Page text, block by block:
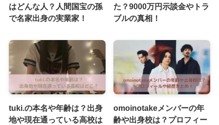
はどんな人？人間国宝の孫
で名家出身の実業家！
た？9000万円示談金やトラ
ブルの真相！
tuki.の本名や年齢は？出身
地や現在通っている高校は
omoinotakeメンバーの年
齢や出身校は？プロフィー